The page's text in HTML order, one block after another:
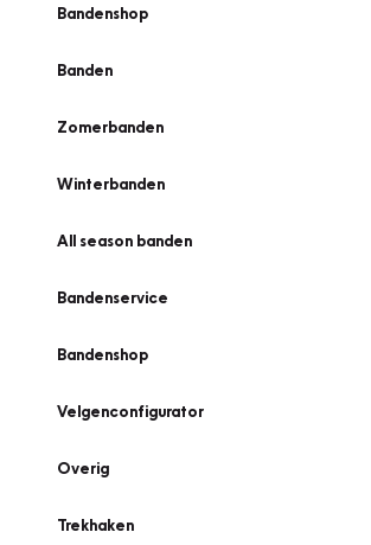
Bandenshop
Banden
Zomerbanden
Winterbanden
All season banden
Bandenservice
Bandenshop
Velgenconfigurator
Overig
Trekhaken